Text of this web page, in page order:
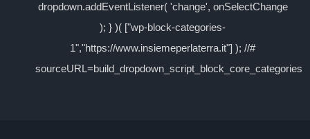
dropdown.addEventListener( 'change', onSelectChange
); } )( ["wp-block-categories-
1","https://www.insiemeperlaterra.it"] ); //#
sourceURL=build_dropdown_script_block_core_categories